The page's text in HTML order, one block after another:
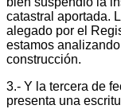
catastral aportada.
alegado por el
estamos
construcción.
3.- Y la tercera de
presenta una